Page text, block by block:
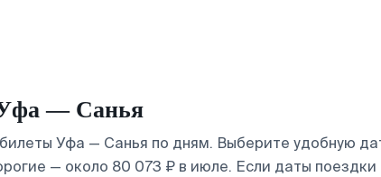
— Санья
Уфа — Санья по дням. Выберите удобную
— около 80 073 ₽ в июле. Если даты